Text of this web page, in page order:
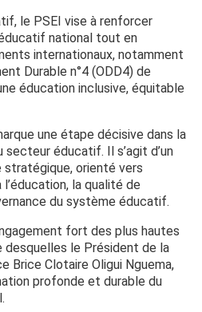
le PSEI vise à renforcer
national tout en
internationaux, notamment
Durable n°4 (ODD4) de
éducation inclusive, équitable
une étape décisive dans la
éducatif. Il s’agit d’un
orienté vers
l’éducation, la qualité de
du système éducatif.
fort des plus hautes
le Président de la
Brice Clotaire Oligui Nguema,
profonde et durable du